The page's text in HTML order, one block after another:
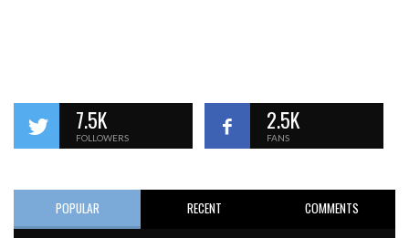
7.5K
FOLLOWERS
2.5K
FANS
POPULAR RECENT COMMENTS